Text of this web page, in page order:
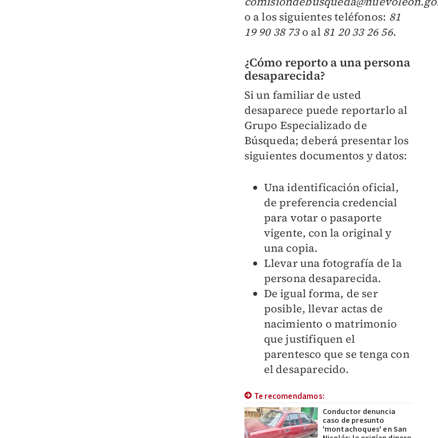
o a los siguientes teléfonos: 81
19 90 38 73o al81 20 33 26 56.
¿Cómo reporto a una persona
desaparecida?
Si un familiar de usted
desaparece puede reportarlo al
Grupo Especializado de
Búsqueda; deberá presentar los
siguientes documentos y datos:
Una identificación oficial,
de preferencia credencial
para votar o pasaporte
vigente, con la original y
una copia.
Llevar una fotografía de la
persona desaparecida.
De igual forma, de ser
posible, llevar actas de
nacimiento o matrimonio
que justifiquen el
parentesco que se tenga con
el desaparecido.
Te recomendamos:
Conductor denuncia
caso de presunto
'montachoques' en San